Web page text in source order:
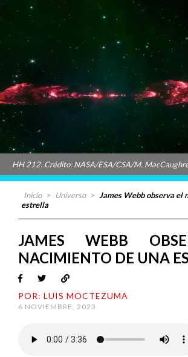
HH 212. Crédito: NASA/ESA/CSA/M.
Inicio > Universo > James Webb observa el
estrella
JAMES WEBB
NACIMIENTO DE UNA
POR: LUIS MOCTEZUMA
6 NOVIEMBRE, 2023